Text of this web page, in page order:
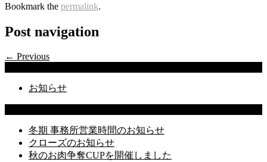
Bookmark the permalink.
Post navigation
← Previous
お知らせ
冬期 事務所営業時間のお知らせ
クローズのお知らせ
秋のお肉争奪CUPを開催しました